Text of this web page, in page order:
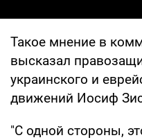
Такое мнение в
высказал
украинского и
движений Иосиф
"С одной стороны,